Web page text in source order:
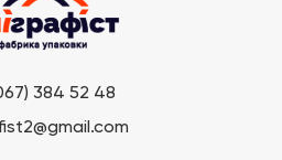
384 52 48